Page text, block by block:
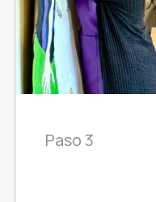
Paso 3